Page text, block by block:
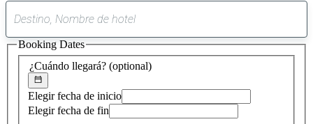
sugerencia
encontrada
¿Cuándo llegará? (optional)
Elegir fecha de inicio
Elegir fecha de fin
Booking Dates